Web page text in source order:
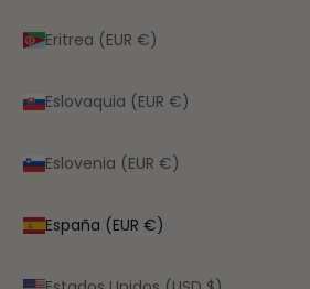
Eritrea (EUR €)
Eslovaquia (EUR €)
Eslovenia (EUR €)
España (EUR €)